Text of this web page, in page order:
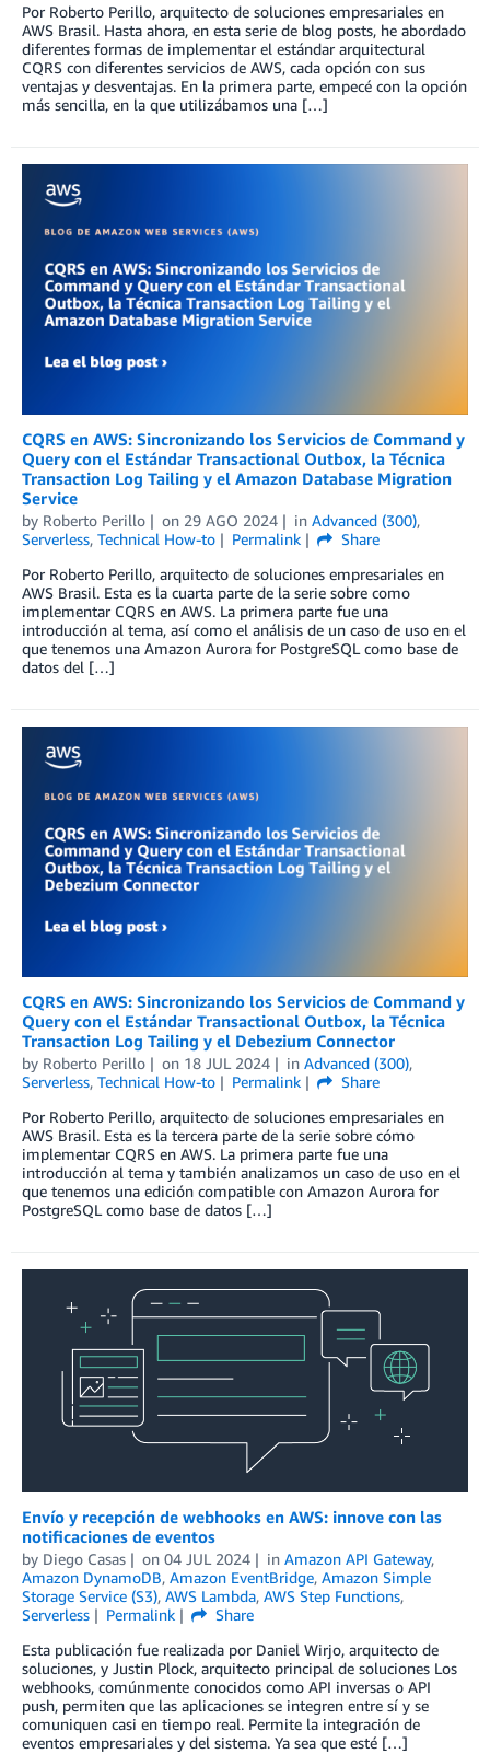
Por Roberto Perillo, arquitecto de soluciones empresariales en
AWS Brasil. Hasta ahora, en esta serie de blog posts, he abordado
diferentes formas de implementar el estándar arquitectural
CQRS con diferentes servicios de AWS, cada opción con sus
ventajas y desventajas. En la primera parte, empecé con la opción
más sencilla, en la que utilizábamos una […]
CQRS en AWS: Sincronizando los Servicios de Command y
Query con el Estándar Transactional Outbox, la Técnica
Transaction Log Tailing y el Amazon Database Migration
Service
by Roberto Perillo on 29 AGO 2024 in Advanced (300),
Serverless, Technical How-to Permalink
Share
Por Roberto Perillo, arquitecto de soluciones empresariales en
AWS Brasil. Esta es la cuarta parte de la serie sobre como
implementar CQRS en AWS. La primera parte fue una
introducción al tema, así como el análisis de un caso de uso en el
que tenemos una Amazon Aurora for PostgreSQL como base de
datos del […]
CQRS en AWS: Sincronizando los Servicios de Command y
Query con el Estándar Transactional Outbox, la Técnica
Transaction Log Tailing y el Debezium Connector
by Roberto Perillo on 18 JUL 2024 in Advanced (300),
Serverless, Technical How-to Permalink
Share
Por Roberto Perillo, arquitecto de soluciones empresariales en
AWS Brasil. Esta es la tercera parte de la serie sobre cómo
implementar CQRS en AWS. La primera parte fue una
introducción al tema y también analizamos un caso de uso en el
que tenemos una edición compatible con Amazon Aurora for
PostgreSQL como base de datos […]
Envío y recepción de webhooks en AWS: innove con las
notificaciones de eventos
by Diego Casas on 04 JUL 2024 in Amazon API Gateway,
Amazon DynamoDB, Amazon EventBridge, Amazon Simple
Storage Service (S3), AWS Lambda, AWS Step Functions,
Serverless
Permalink
Share
Esta publicación fue realizada por Daniel Wirjo, arquitecto de
soluciones, y Justin Plock, arquitecto principal de soluciones Los
webhooks, comúnmente conocidos como API inversas o API
push, permiten que las aplicaciones se integren entre sí y se
comuniquen casi en tiempo real. Permite la integración de
eventos empresariales y del sistema. Ya sea que esté […]